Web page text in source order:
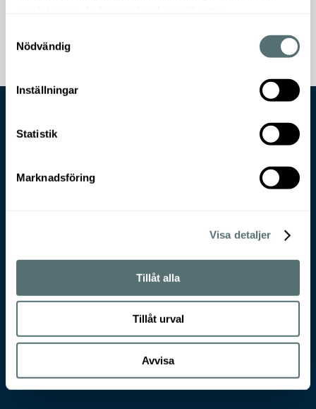
Nödvändig
Inställningar
Statistik
Marknadsföring
Visa detaljer
Tillåt alla
Tillåt urval
Avvisa
VÄXJÖ FÄRG & TAPET
tillbutik@vft.se
KONTORET
För offerter på arbete inom måleri eller
golvvälggning, maila tillinfo@vft.se